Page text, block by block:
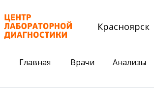
Красноярск
Главная Врачи Анализы